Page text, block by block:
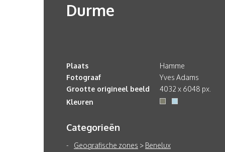
Durme
Plaats
Hamme
Fotograaf
Yves Adams
Grootte origineel beeld
4032 x 6048 px.
Kleuren
Categorieën
Geografische zones > Benelux